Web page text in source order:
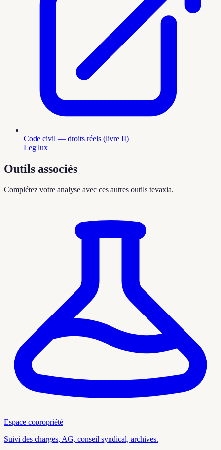
Code civil — droits réels (livre II)
Legilux
Outils associés
Complétez votre analyse avec ces autres outils tevaxia.
Espace copropriété
Suivi des charges, AG, conseil syndical, archives.